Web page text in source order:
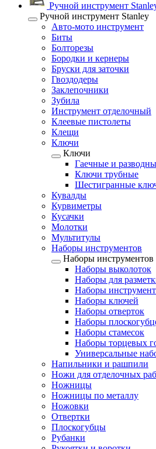
Ручной инструмент
Ручной инструмент Stanley
Авто-мото инструмент
Биты
Болторезы
Бородки и кернеры
Бруски для заточки
Гвоздодеры
Заклепочники
Зубила
Инструмент отделочный
Клеевые пистолеты
Клещи
Ключи
Ключи
Гаечные и
Ключи трубные
Шестигранные
Кувалды
Курвиметры
Кусачки
Молотки
Мультитулы
Наборы инструментов
Наборы инструментов
Наборы выколоток
Наборы для
Наборы
Наборы ключей
Наборы отверток
Наборы
Наборы стамесок
Наборы торцевых
Универсальные
Напильники и рашпили
Ножи для отделочных
Ножницы
Ножницы по металлу
Ножовки
Отвертки
Плоскогубцы
Рубанки